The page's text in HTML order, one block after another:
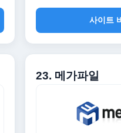
사이트
23. 메가파일